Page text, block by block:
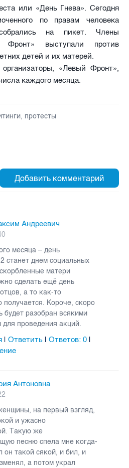
или «День Гнева». Сегодня
по правам человека
на пикет. Члены
Фронт» выступали против
детей и их матерей.
«Левый Фронт»,
каждого месяца.
, протесты
Андреевич
месяца – день
станет днем социальных
матери
сделать ещё день
а то как-то
получается. Короче, скоро
будет разобран всякими
для проведения акций.
|Ответить |Ответов:0
Антоновна
на первый взгляд,
и ужасно
Такую же
песню спела мне когда-
он такой сякой, и бил, и
а потом украл